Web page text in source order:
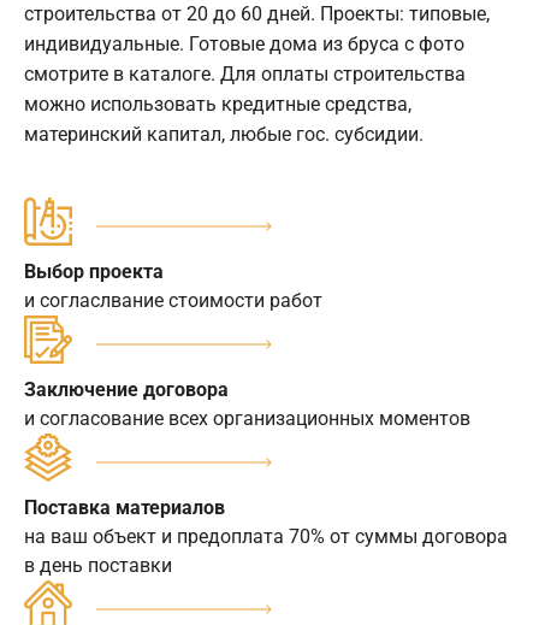
строительства от 20 до 60 дней. Проекты: типовые,
индивидуальные. Готовые дома из бруса с фото
смотрите в каталоге. Для оплаты строительства
можно использовать кредитные средства,
материнский капитал, любые гос. субсидии.
Выбор проекта
и согласлвание стоимости работ
Заключение договора
и согласование всех организационных моментов
Поставка материалов
на ваш объект и предоплата 70% от суммы договора
в день поставки